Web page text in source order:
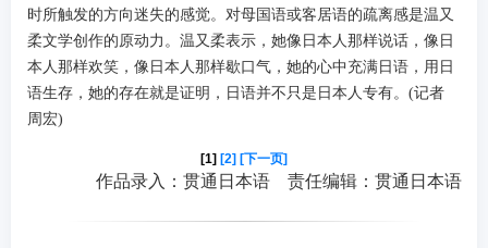
时所触发的方向迷失的感觉。对母国语或客居语的疏离感是温又
柔文学创作的原动力。温又柔表示，她像日本人那样说话，像日
本人那样欢笑，像日本人那样歇口气，她的心中充满日语，用日
语生存，她的存在就是证明，日语并不只是日本人专有。(记者
周宏)
[1] [2] [下一页]
作品录入：贯通日本语 责任编辑：贯通日本语